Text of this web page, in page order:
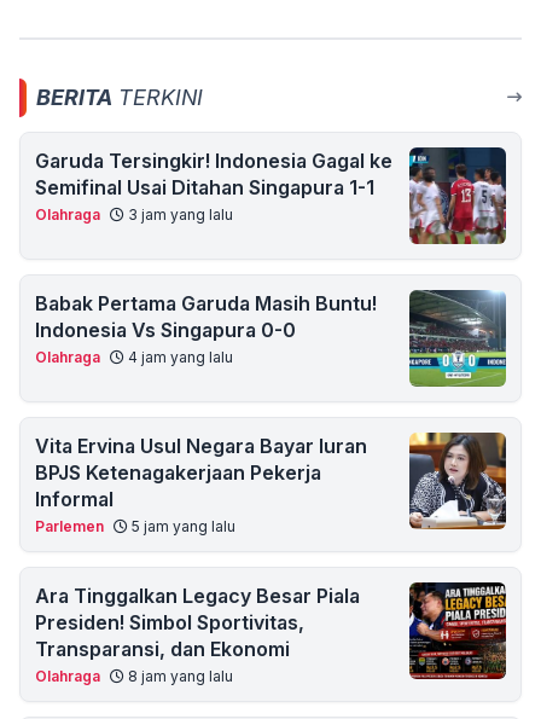
BERITA TERKINI
Garuda Tersingkir! Indonesia Gagal ke
Semifinal Usai Ditahan Singapura 1-1
Olahraga 3 jam yang lalu
Babak Pertama Garuda Masih Buntu!
Indonesia Vs Singapura 0-0
Olahraga 4 jam yang lalu
Vita Ervina Usul Negara Bayar Iuran
BPJS Ketenagakerjaan Pekerja
Informal
Parlemen 5 jam yang lalu
Ara Tinggalkan Legacy Besar Piala
Presiden! Simbol Sportivitas,
Transparansi, dan Ekonomi
Olahraga 8 jam yang lalu